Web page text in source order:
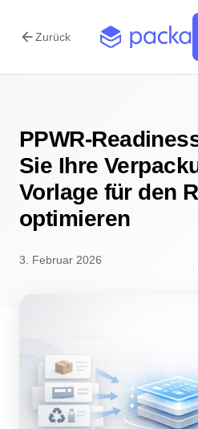
arrow_backZurück
PPWR-
Sie Ihre
Vorlage für den
optimieren
3. Februar 2026